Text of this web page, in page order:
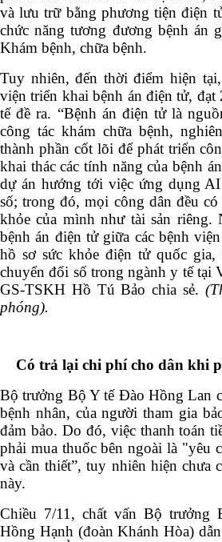
và lưu trữ bằng phương tiện điện
chức năng tương đương bệnh án
Khám bệnh, chữa bệnh.
Tuy nhiên, đến thời điểm hiện
viện triển khai bệnh án điện tử,
tế đề ra. “Bệnh án điện tử là
công tác khám chữa bệnh,
thành phần cốt lõi để phát triển
khai thác các tính năng của bệnh
dự án hướng tới việc ứng dụng
số; trong đó, mọi công dân đều
khỏe của mình như tài sản riêng.
bệnh án điện tử giữa các bệnh
hồ sơ sức khỏe điện tử quốc
chuyển đổi số trong ngành y tế tại
GS-TSKH Hồ Tú Bảo chia sẻ.
phóng).
Có trả lại chi phí cho dân khi
Bộ trưởng Bộ Y tế Đào Hồng Lan
bệnh nhân, của người tham gia
đảm bảo. Do đó, việc thanh toán
phải mua thuốc bên ngoài là "yêu
và cần thiết”, tuy nhiên hiện chưa
này.
Chiều 7/11, chất vấn Bộ trưởng
Hồng Hạnh (đoàn Khánh Hòa)